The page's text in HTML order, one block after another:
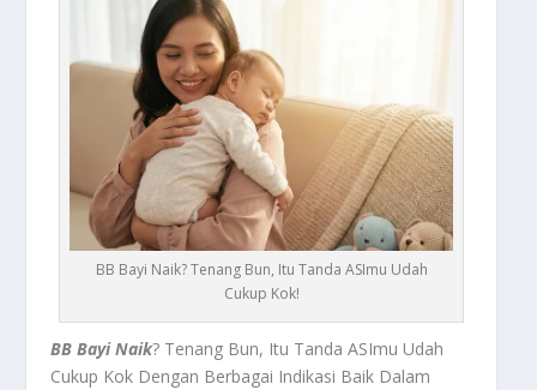
BB Bayi Naik? Tenang Bun, Itu Tanda ASImu Udah
Cukup Kok!
BB Bayi Naik? Tenang Bun, Itu Tanda ASImu Udah
Cukup Kok Dengan Berbagai Indikasi Baik Dalam